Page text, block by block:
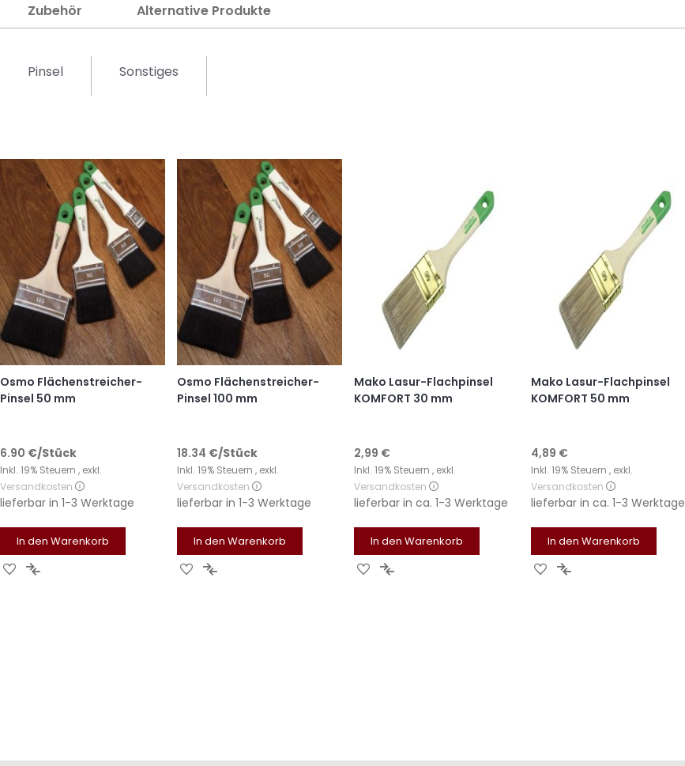
Zubehör
Pinsel
Osmo Flächenstreicher-
Pinsel 50 mm
6.90 €/Stück
Inkl. 19% Steuern , exkl.
Versandkosten
lieferbar in 1-3 Werktage
In den Warenkorb
Zur Zur
Osmo Flächenstreicher-
Pinsel 100 mm
18.34 €/Stück
Inkl. 19% Steuern , exkl.
Versandkosten
lieferbar in 1-3 Werktage
In den Warenkorb
Zur Zur
Mako Lasur-Flachpinsel
KOMFORT 30 mm
2,99 €
Inkl. 19% Steuern , exkl.
Versandkosten
lieferbar in ca. 1-3 Werktage
In den Warenkorb
Zur Zur
Mako Lasur-Flachpinsel
KOMFORT 50 mm
4,89 €
Inkl. 19% Steuern , exkl.
Versandkosten
lieferbar in ca. 1-3 Werktage
In den Warenkorb
Zur Zur
Sonstiges
Alternative Produkte